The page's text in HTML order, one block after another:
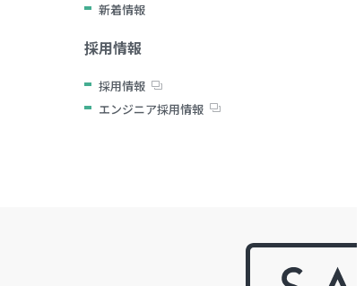
新着情報
採用情報
採用情報
エンジニア採用情報